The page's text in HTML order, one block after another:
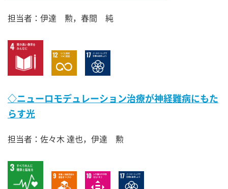
担当者：伊達 勲，春間 純
◇ニューロモデュレーション治療が神経難病にもた
らす光
担当者：佐々木 達也，伊達 勲